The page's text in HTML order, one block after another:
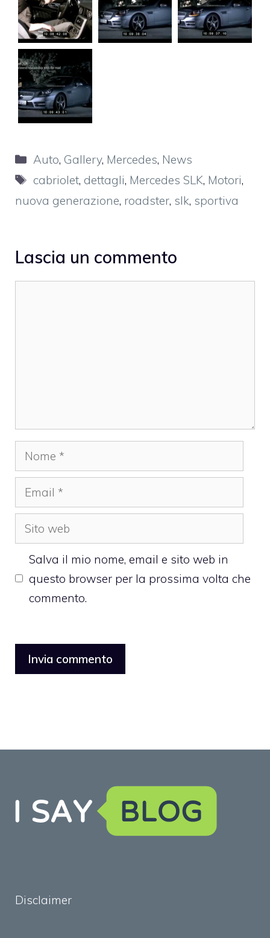
Categorie
Auto, Gallery, Mercedes, News
Tag
cabriolet, dettagli, Mercedes SLK, Motori,
nuova generazione, roadster, slk, sportiva
Lascia un commento
Nome
Email
Sito
web
Salva il mio nome, email e sito web in
questo browser per la prossima volta che
commento.
Disclaimer